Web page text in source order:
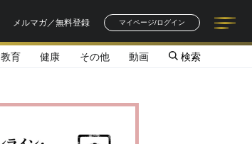
メルマガ／無料登録
マイページ/ログイン
記事一覧
著者一覧
教育 健康 その他 動画 検索